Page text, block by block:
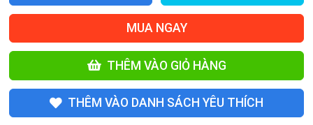
MUA NGAY
THÊM VÀO GIỎ HÀNG
THÊM VÀO DANH SÁCH YÊU THÍCH